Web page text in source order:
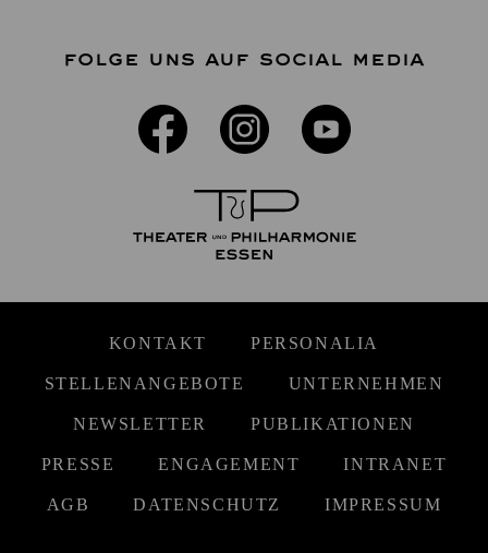
FOLGE UNS AUF SOCIAL MEDIA
KONTAKT PERSONALIA
STELLENANGEBOTE UNTERNEHMEN
NEWSLETTER PUBLIKATIONEN
PRESSE ENGAGEMENT INTRANET
AGB DATENSCHUTZ IMPRESSUM